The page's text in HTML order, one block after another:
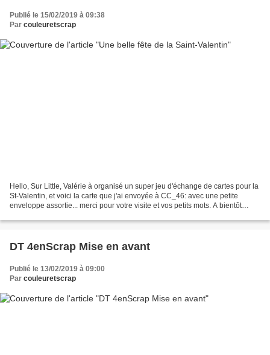
Publié le 15/02/2019 à 09:38
Par couleuretscrap
Hello, Sur Little, Valérie à organisé un super jeu d'échange de cartes pour la
St-Valentin, et voici la carte que j'ai envoyée à CC_46: avec une petite
enveloppe assortie... merci pour votre visite et vos petits mots. A bientôt
DT 4enScrap Mise en avant
Publié le 13/02/2019 à 09:00
Par couleuretscrap